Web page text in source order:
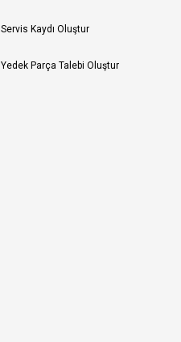
Servis Kaydı Oluştur
Yedek Parça Talebi Oluştur